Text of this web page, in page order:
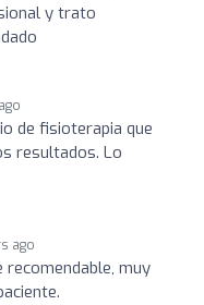
y trato
de fisioterapia que
resultados. Lo
ago
muy